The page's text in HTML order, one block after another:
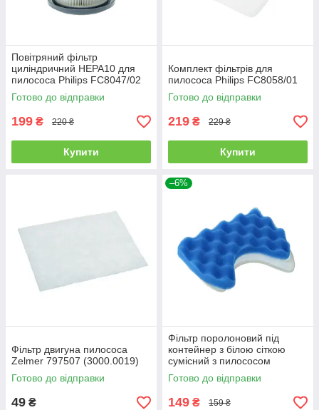
Повітряний фільтр
циліндричний НЕРА10 для
пилососа Philips FC8047/02
432200493320, Висота 120
мм
Готово до відправки
199 ₴ 220 ₴
Купити
Комплект фільтрів для
пилососа Philips FC8058/01
Готово до відправки
219 ₴ 229 ₴
Купити
Фільтр двигуна пилососа
Zelmer 797507 (3000.0019)
Готово до відправки
49 ₴
–6%
Фільтр поролоновий під
контейнер з білою сіткою
сумісний з пилососом
Samsung серії SC65, SC67
Готово до відправки
149 ₴ 159 ₴